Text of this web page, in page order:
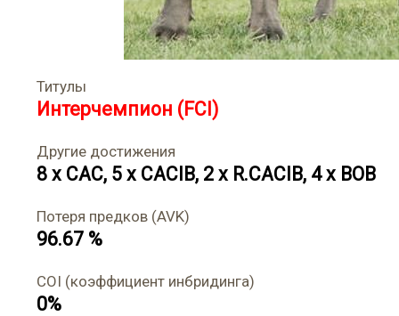
Титулы
Интерчемпион (FCI)
Другие достижения
8 x CAC, 5 x CACIB, 2 x R.CACIB, 4 x BOB
Потеря предков (AVK)
96.67 %
COI (коэффициент инбридинга)
0%